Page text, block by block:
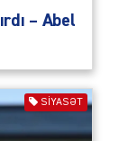
– Abel
SIYASƏT